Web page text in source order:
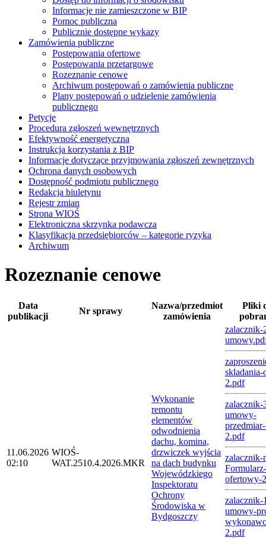
Informacje nie zamieszczone w BIP
Pomoc publiczna
Publicznie dostępne wykazy
Zamówienia publiczne
Postępowania ofertowe
Postępowania przetargowe
Rozeznanie cenowe
Archiwum postępowań o zamówienia publiczne
Plany postępowań o udzielenie zamówienia
publicznego
Petycje
Procedura zgłoszeń wewnętrznych
Efektywność energetyczna
Instrukcja korzystania z BIP
Informacje dotyczące przyjmowania zgłoszeń zewnętrznych
Ochrona danych osobowych
Dostępność podmiotu publicznego
Redakcja biuletynu
Rejestr zmian
Strona WIOŚ
Elektroniczna skrzynka podawcza
Klasyfikacja przedsiębiorców – kategorie ryzyka
Archiwum
Rozeznanie cenowe
Data
publikacji
Nr sprawy
Nazwa/przedmiot
zamówienia
Pliki
11.06.2026
02:10
WIOŚ-
WAT.2510.4.2026.MKR
Wykonanie
remontu
elementów
odwodnienia
dachu, komina,
drzwiczek wyjścia
na dach budynku
Wojewódzkiego
Inspektoratu
Ochrony
Środowiska w
Bydgoszczy
zalacznik-
skladania-
2.pdf
zalacznik-
umowy-
2.pdf
zalacznik-
Formularz-
ofertowy-
zalacznik-
umowy-
2.pdf